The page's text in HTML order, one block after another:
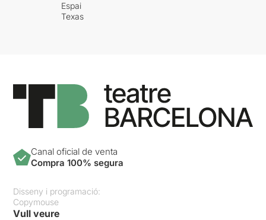
Espai
Texas
Canal oficial de venta
Compra 100% segura
Disseny i programació:
Copymouse
Vull veure